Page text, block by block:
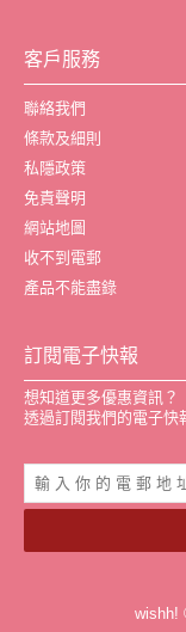
客戶服務
聯絡我們
條款及細則
私隱政策
免責聲明
網站地圖
收不到電郵
產品不能盡錄
訂閱電子快報
想知道更多優惠資訊？
透過訂閱我們的電子快
wishh!